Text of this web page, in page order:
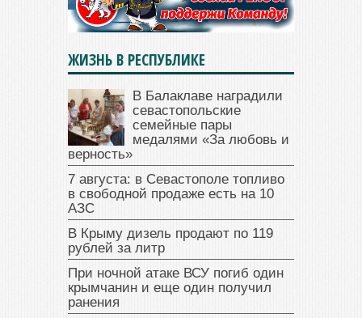
ЖИЗНЬ В РЕСПУБЛИКЕ
В Балаклаве наградили
севастопольские
семейные пары
медалями «За любовь и
верность»
7 августа: в Севастополе топливо
в свободной продаже есть на 10
АЗС
В Крыму дизель продают по 119
рублей за литр
При ночной атаке ВСУ погиб один
крымчанин и еще один получил
ранения